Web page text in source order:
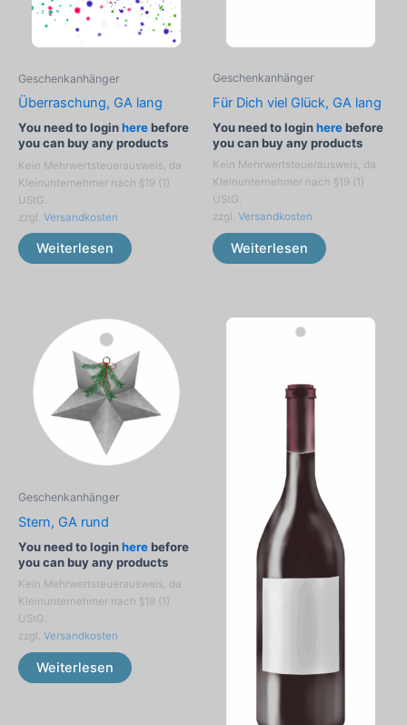
Geschenkanhänger
Überraschung, GA lang
You need to loginherebefore
you can buy any products
Kein Mehrwertsteuerausweis, da
Kleinunternehmer nach §19 (1)
UStG.
zzgl. Versandkosten
Weiterlesen
Geschenkanhänger
Für Dich viel Glück, GA lang
You need to loginherebefore
you can buy any products
Kein Mehrwertsteuerausweis, da
Kleinunternehmer nach §19 (1)
UStG.
zzgl. Versandkosten
Weiterlesen
Geschenkanhänger
Stern, GA rund
You need to loginherebefore
you can buy any products
Kein Mehrwertsteuerausweis, da
Kleinunternehmer nach §19 (1)
UStG.
zzgl. Versandkosten
Weiterlesen